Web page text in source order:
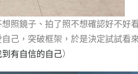
照鏡子、拍了照不想確認好不好
己，突破框架，於是決定試試看
有自信的自己）